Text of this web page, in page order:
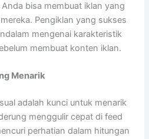
bisa membuat iklan yang
Pengiklan yang sukses
mengenai karakteristik
membuat konten iklan.
Menarik
adalah kunci untuk menarik
menggulir cepat di feed
perhatian dalam hitungan